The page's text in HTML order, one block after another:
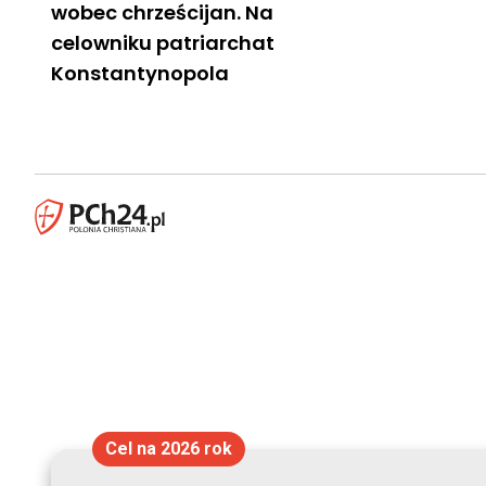
wobec chrześcijan. Na
celowniku patriarchat
Konstantynopola
Cel na 2026 rok